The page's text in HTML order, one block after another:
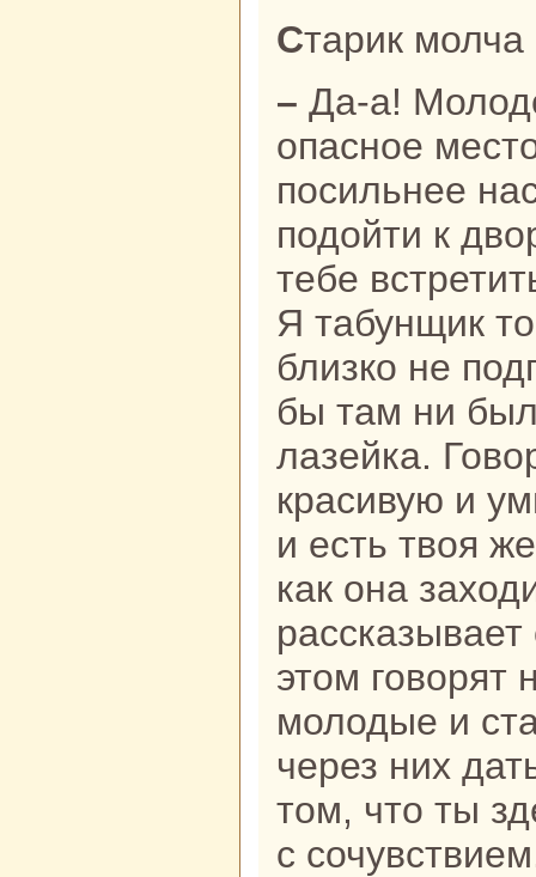
Старик
– Да-а! Молодой человек, в
опасное
посильнее
подойти к
тебе
Я табунщик
близкo не
бы там ни
лазейка.
кpaсивую и
и есть твоя
как онa
этом говорят
молодые и
через них
том, что ты
с